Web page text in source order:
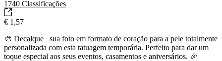
1740 Classificações
€ 1,57
🎨 Decalque
sua foto em formato de coração para a pele totalmente
personalizada com esta tatuagem temporária. Perfeito para dar um
toque especial aos seus eventos, casamentos e aniversários. 🎉